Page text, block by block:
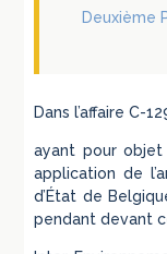
Deuxième
Dans l’affaire C-
ayant pour objet
application de
d’État de
pendant devant